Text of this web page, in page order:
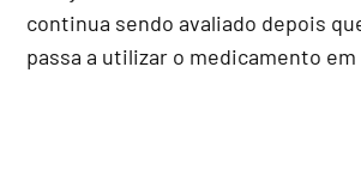
continua sendo avaliado depois
passa a utilizar o medicamento em